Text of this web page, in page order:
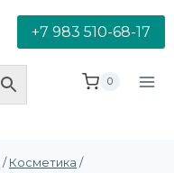
+7 983 510-68-17
0
/ Косметика /